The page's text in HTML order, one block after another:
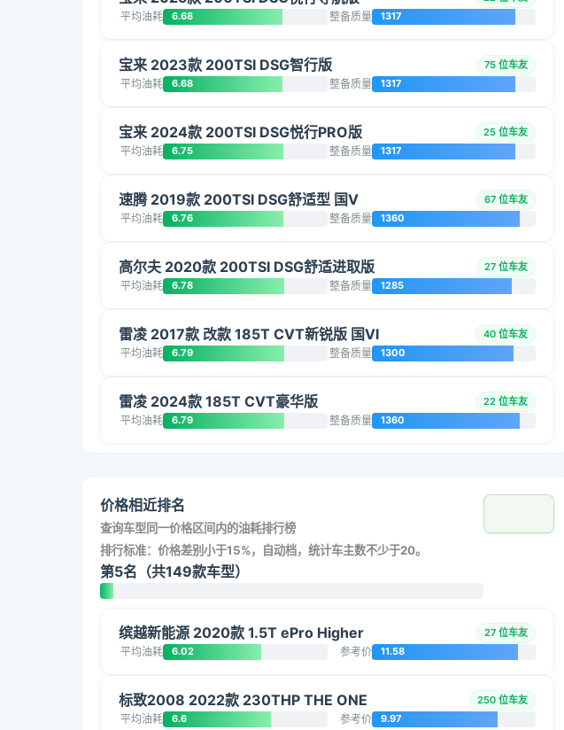
平均油耗 6.68 整备质量 1317
宝来 2023款 200TSI DSG智行版 75 位车友
平均油耗 6.68 整备质量 1317
宝来 2024款 200TSI DSG悦行PRO版 25 位车友
平均油耗 6.75 整备质量 1317
速腾 2019款 200TSI DSG舒适型 国V 67 位车友
平均油耗 6.76 整备质量 1360
高尔夫 2020款 200TSI DSG舒适进取版 27 位车友
平均油耗 6.78 整备质量 1285
雷凌 2017款 改款 185T CVT新锐版 国VI 40 位车友
平均油耗 6.79 整备质量 1300
雷凌 2024款 185T CVT豪华版 22 位车友
平均油耗 6.79 整备质量 1360
价格相近排名
查询车型同一价格区间内的油耗排行榜
排行标准：价格差别小于15%，自动档，统计车主数不少于20。
第5名（共149款车型）
缤越新能源 2020款 1.5T ePro Higher 27 位车友
平均油耗 6.02 参考价 11.58
标致2008 2022款 230THP THE ONE 250 位车友
平均油耗 6.6 参考价 9.97